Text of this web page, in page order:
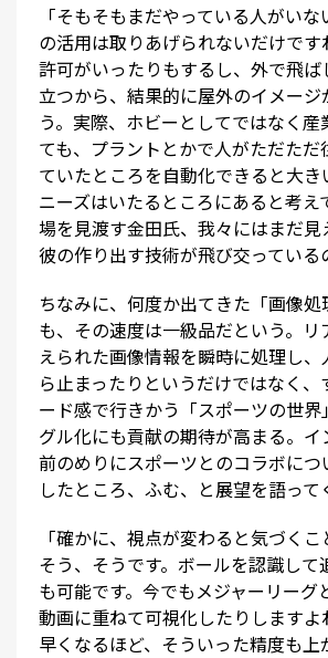
「そもそもまだやっている人がい
の活用は取りあげられないだけで
許可がいったりもするし、外で飛ば
立つから、結果的に屋外のイメージ
う。実際、ホビーとしてではなく産
ても、プラントとかで人がただただ
ていたところを自動化できると大き
ニーズはいたるところにあると考え
場を見渡す金田氏、我々にはまだ見
彼の作り出す技術が飛び交っている
ちなみに、何度か出てきた「画像処
も、その速度は一級品だという。
えられた画像情報を瞬時に処理し
ら止まったりというだけではなく、
ード感で行きかう「スポーツの世界
グル化にも貢献の期待が高まる。イ
前のめりにスポーツとのコラボに
したところ、ふむ、と展望を語って
「確かに、視点が変わると気づくこ
そう、そうです。ボールを認識して
も可能です。今でもメジャーリーグ
動画に重ねて可視化したりします
早くなるほど、そういった精度も上